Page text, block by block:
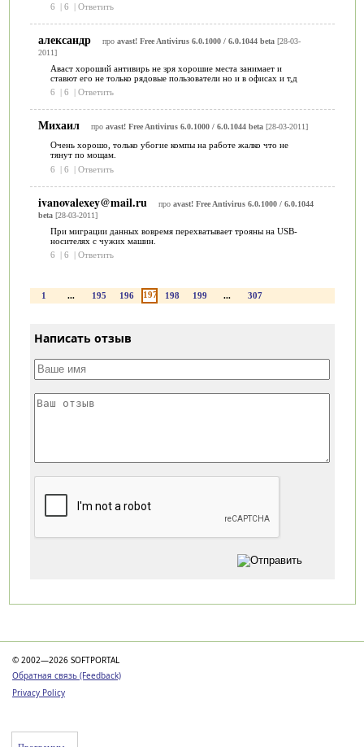
6
| 6 | Ответить
александр про avast! Free Antivirus 6.0.1000 / 6.0.1044 beta[28-03-
2011]
Аваст хороший антивирь не зря хорошие места занимает и
ставют его не только рядовые пользователи но и в офисах и т,д
6
| 6 | Ответить
Михаил про avast! Free Antivirus 6.0.1000 / 6.0.1044 beta[28-03-2011]
Очень хорошо, только убогие компы на работе жалко что не
тянут по мощам.
6
| 6 | Ответить
ivanovalexey@mail.ru про avast! Free Antivirus 6.0.1000 / 6.0.1044
beta[28-03-2011]
При миграции данных вовремя перехватывает трояны на USB-
носителях с чужих машин.
6
| 6 | Ответить
1 ... 195 196 197 198 199 ... 307
Написать отзыв
© 2002—2026 SOFTPORTAL
Обратная связь (Feedback)
Privacy Policy